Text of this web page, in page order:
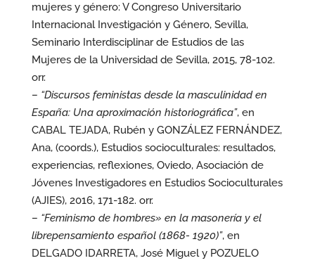
mujeres y género: V Congreso Universitario
Internacional Investigación y Género, Sevilla,
Seminario Interdisciplinar de Estudios de las
Mujeres de la Universidad de Sevilla, 2015, 78-102.
orr.
– “Discursos feministas desde la masculinidad en
España: Una aproximación historiográfica”, en
CABAL TEJADA, Rubén y GONZÁLEZ FERNÁNDEZ,
Ana, (coords.), Estudios socioculturales: resultados,
experiencias, reflexiones, Oviedo, Asociación de
Jóvenes Investigadores en Estudios Socioculturales
(AJIES), 2016, 171-182. orr.
– “Feminismo de hombres» en la masonería y el
librepensamiento español (1868- 1920)”, en
DELGADO IDARRETA, José Miguel y POZUELO